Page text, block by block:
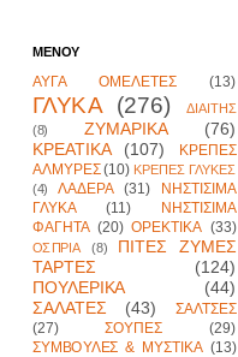
ΜΕΝΟΥ
ΑΥΓΑ ΟΜΕΛΕΤΕΣ (13)
ΓΛΥΚΑ (276)
ΔΙΑΙΤΗΣ
(8)
ΖΥΜΑΡΙΚΑ
(76)
ΚΡΕΑΤΙΚΑ
(107)
ΚΡΕΠΕΣ
ΑΛΜΥΡΕΣ (10) ΚΡΕΠΕΣ ΓΛΥΚΕΣ
(4)
ΛΑΔΕΡΑ (31)
ΝΗΣΤΙΣΙΜΑ
ΓΛΥΚΑ
(11)
ΝΗΣΤΙΣΙΜΑ
ΦΑΓΗΤΑ (20) ΟΡΕΚΤΙΚΑ (33)
ΟΣΠΡΙΑ (8)
ΠΙΤΕΣ ΖΥΜΕΣ
ΤΑΡΤΕΣ
(124)
ΠΟΥΛΕΡΙΚΑ
(44)
ΣΑΛΑΤΕΣ
(43)
ΣΑΛΤΣΕΣ
(27)
ΣΟΥΠΕΣ
(29)
ΣΥΜΒΟΥΛΕΣ & ΜΥΣΤΙΚΑ (13)